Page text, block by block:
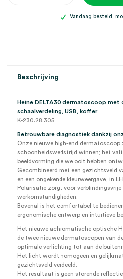
aantal
Vandaag besteld,
Beschrijving
Heine DELTA30 dermatoscoop
schaalverdeling, USB, koffer
K-230.28.305
Betrouwbare diagnostiek dankzij
Onze nieuwe high-end dermatoscoop
schoonheidswedstrijd winnen; het
beeldvorming die we ooit hebben
Gecombineerd met een gezichtsveld
en een ongekende kleurweergave, in
Polarisatie zorgt voor verblindingsvrije
werkomstandigheden.
Bovenal is het comfortabel te
ergonomische ontwerp en intuïtieve
Het nieuwe achromatische optische
de twee nieuwe dermatoscopen van
optimale verlichting tot aan de
Het licht wordt homogeen en
gezichtsveld verdeeld.
Het resultaat is geen storende